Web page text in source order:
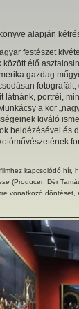
alapján
festészet
között élő
gazdag
látnánk, portréi,
a kor
kiváló
beidézésével és
kapcsolódó hír,
(Producer: Dér
vonatkozó